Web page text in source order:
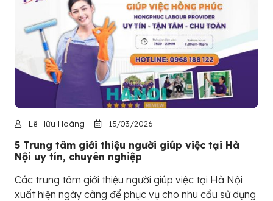
Lê Hữu Hoàng 15/03/2026
5 Trung tâm giới thiệu người giúp việc tại Hà
Nội uy tín, chuyên nghiệp
Các trung tâm giới thiệu người giúp việc tại Hà Nội
xuất hiện ngày càng để phục vụ cho nhu cầu sử dụng